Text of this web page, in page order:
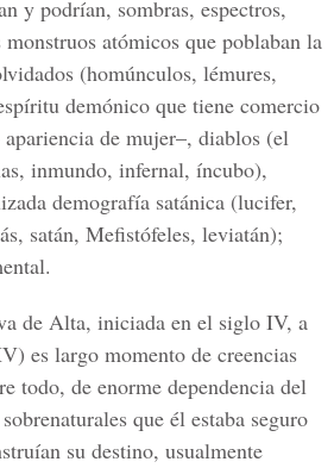
y podrían, sombras, espectros,
atómicos que poblaban la
(homúnculos, lémures,
demónico que tiene comercio
de mujer–, diablos (el
inmundo, infernal, íncubo),
demografía satánica (lucifer,
satán, Mefistófeles, leviatán);
de Alta, iniciada en el siglo IV, a
es largo momento de creencias
todo, de enorme dependencia del
que él estaba seguro
su destino, usualmente